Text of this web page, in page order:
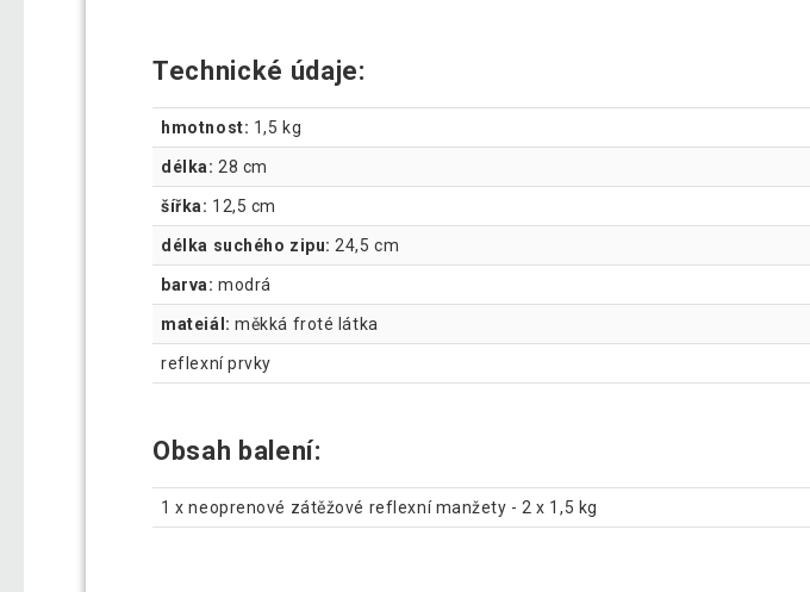
Technické údaje:
hmotnost: 1,5 kg
délka: 28 cm
šířka: 12,5 cm
délka suchého zipu: 24,5 cm
barva: modrá
mateiál: měkká froté látka
reflexní prvky
Obsah balení:
1 x neoprenové zátěžové reflexní manžety - 2 x 1,5 kg